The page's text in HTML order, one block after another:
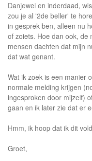
Danjewel en inderdaad,
zou je al '2de beller' te
in gesprek ben, alleen nu
of zoiets. Hoe dan ook, de
mensen dachten dat mijn
dat wat genant.
Wat ik zoek is een manier
normale melding krijgen
ingesproken door mijzelf)
gaan en ik later zie dat er
Hmm, ik hoop dat ik dit
Groet,